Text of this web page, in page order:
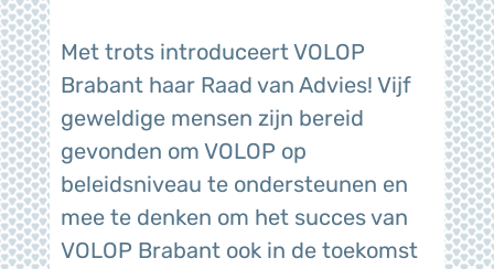
Met trots introduceert VOLOP
Brabant haar Raad van Advies! Vijf
geweldige mensen zijn bereid
gevonden om VOLOP op
beleidsniveau te ondersteunen en
mee te denken om het succes van
VOLOP Brabant ook in de toekomst